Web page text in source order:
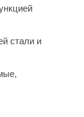
стали и